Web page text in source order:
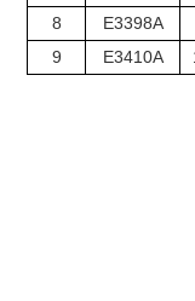
8
E3398A
9
E3410A